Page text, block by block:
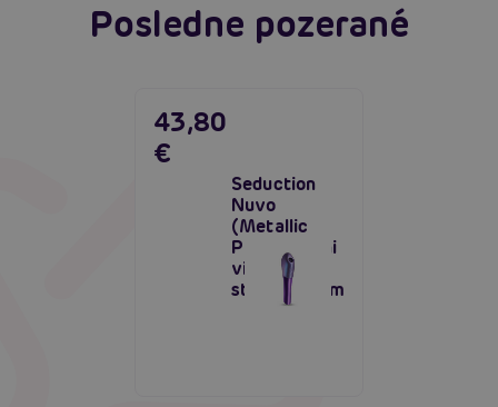
Posledne pozerané
Seduction
Nuvo
(Metallic
Purple), mini
vibrátor so
stimulátorom
43,80
€